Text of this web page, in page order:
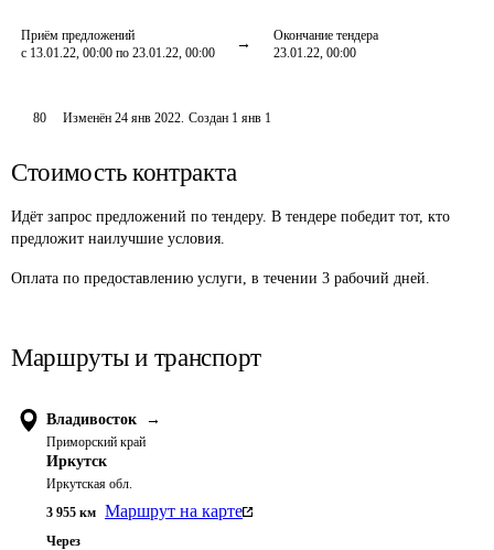
Приём предложений
с 13.01.22, 00:00 по 23.01.22, 00:00
Окончание тендера
23.01.22, 00:00
80 Изменён24 янв 2022. Создан 1 янв 1
Стоимость контракта
Идёт запрос предложений по тендеру. В тендере победит тот, кто
предложит наилучшие условия.
Оплата по предоставлению услуги, в течении 3 рабочий дней.
Маршруты и транспорт
Владивосток →
Приморский край
Иркутск
Иркутская обл.
3 955 км Маршрут на карте
Через